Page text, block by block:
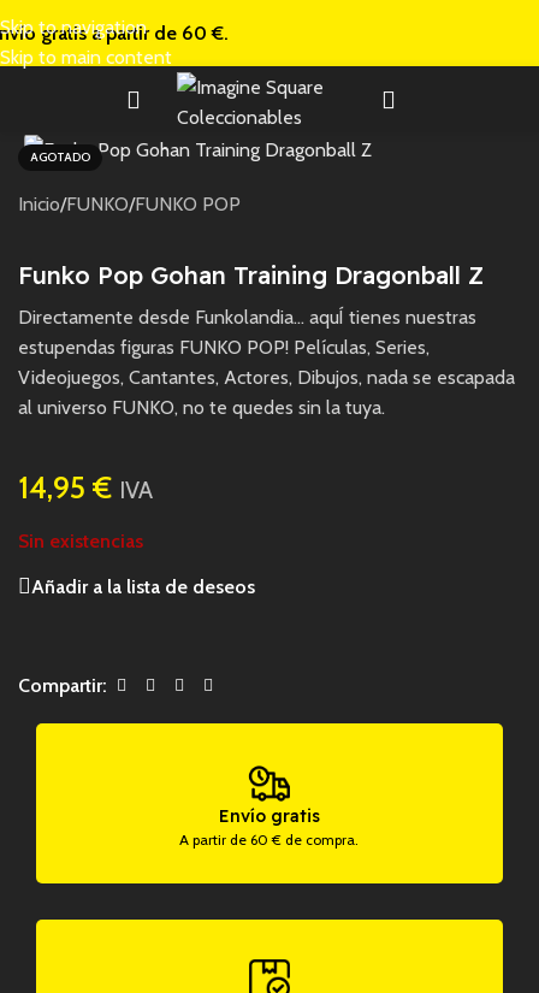
Skip to navigation
Skip to main content
gratis apartir de 60 €.
AGOTADO
Inicio/FUNKO/FUNKO POP
Funko Pop Gohan Training Dragonball Z
Directamente desde Funkolandia… aquÍ tienes nuestras
estupendas figuras FUNKO POP! Películas, Series,
Videojuegos, Cantantes, Actores, Dibujos, nada se escapada
al universo FUNKO, no te quedes sin la tuya.
14,95 € IVA
Sin existencias
Añadir a la lista de deseos
Compartir:
Envío gratis
A partir de 60 € de compra.